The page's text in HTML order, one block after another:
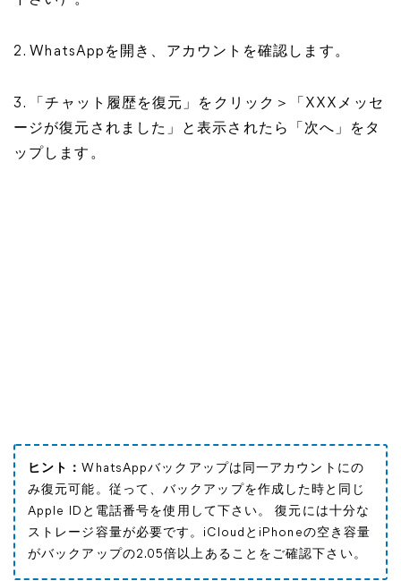
2. WhatsAppを開き、アカウントを確認します。
3. 「チャット履歴を復元」をクリック＞「XXXメッセ
ージが復元されました」と表示されたら「次へ」をタ
ップします。
ヒント：WhatsAppバックアップは同一アカウントにの
み復元可能。従って、バックアップを作成した時と同じ
Apple IDと電話番号を使用して下さい。 復元には十分な
ストレージ容量が必要です。iCloudとiPhoneの空き容量
がバックアップの2.05倍以上あることをご確認下さい。